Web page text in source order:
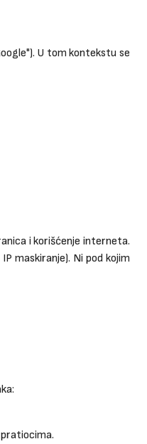
U tom kontekstu se
i korišćenje interneta.
maskiranje). Ni pod kojim